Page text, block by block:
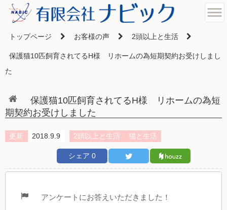
トップページ お客様の声 2頭以上と生活
保護猫10匹飼育されてるH様 リホームの為短期契約お受けしまし
た
保護猫10匹飼育されてるH様 リホームの為短
期契約お受けしました
更新 2018.9.9 2頭以上と生活 猫と生活
シェア 0
アンケートにお答えいただきました！